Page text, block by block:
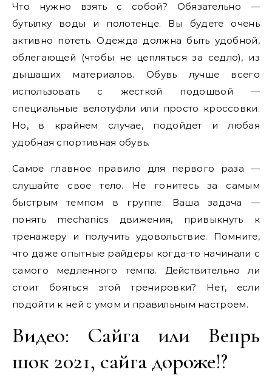
Что нужно взять с собой? Обязательно —
бутылку воды и полотенце. Вы будете очень
активно потеть. Одежда должна быть удобной,
облегающей (чтобы не цепляться за седло), из
дышащих материалов. Обувь лучше всего
использовать с жесткой подошвой —
специальные велотуфли или просто кроссовки.
Но, в крайнем случае, подойдет и любая
удобная спортивная обувь.
Самое главное правило для первого раза —
слушайте свое тело. Не гонитесь за самым
быстрым темпом в группе. Ваша задача —
понять mechanics движения, привыкнуть к
тренажеру и получить удовольствие. Помните,
что даже опытные райдеры когда-то начинали с
самого медленного темпа. Действительно ли
стоит бояться этой тренировки? Нет, если
подойти к ней с умом и правильным настроем.
Видео: Сайга или Вепрь
шок 2021, сайга дороже!?